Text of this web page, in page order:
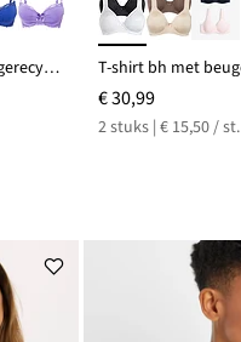
Voorgevormde bh met gerecycled polyamide
€ 30,99
2 stuks | € 15,50 / st.